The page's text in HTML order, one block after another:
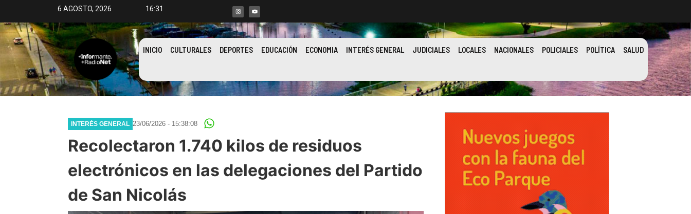
6 AGOSTO, 2026 16:31
INICIO CULTURALES DEPORTES EDUCACIÓN ECONOMIA INTERÉS GENERAL JUDICIALES LOCALES NACIONALES POLICIALES POLÍTICA SALUD
INTERÉS GENERAL 23/06/2026 - 15:38:08
Recolectaron 1.740 kilos de residuos
electrónicos en las delegaciones del Partido
de San Nicolás